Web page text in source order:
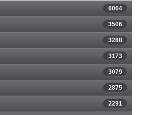
6064
3506
3288
3173
3079
2875
2291